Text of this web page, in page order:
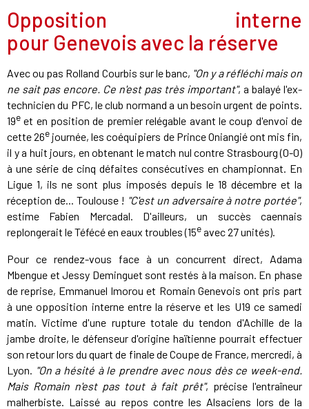
Opposition interne
pour Genevois avec la réserve
Avec ou pas Rolland Courbis sur le banc, "On y a réfléchi mais on
ne sait pas encore. Ce n'est pas très important", a balayé l'ex-
technicien du PFC, le club normand a un besoin urgent de points.
19e et en position de premier relégable avant le coup d'envoi de
cette 26e journée, les coéquipiers de Prince Oniangié ont mis fin,
il y a huit jours, en obtenant le match nul contre Strasbourg (0-0)
à une série de cinq défaites consécutives en championnat. En
Ligue 1, ils ne sont plus imposés depuis le 18 décembre et la
réception de... Toulouse ! "C'est un adversaire à notre portée",
estime Fabien Mercadal. D'ailleurs, un succès caennais
replongerait le Téfécé en eaux troubles (15eavec 27 unités).
Pour ce rendez-vous face à un concurrent direct, Adama
Mbengue et Jessy Deminguet sont restés à la maison. En phase
de reprise, Emmanuel Imorou et Romain Genevois ont pris part
à une opposition interne entre la réserve et les U19 ce samedi
matin. Victime d'une rupture totale du tendon d'Achille de la
jambe droite, le défenseur d'origine haïtienne pourrait effectuer
son retour lors du quart de finale de Coupe de France, mercredi, à
Lyon. "On a hésité à le prendre avec nous dès ce week-end.
Mais Romain n'est pas tout à fait prêt", précise l'entraîneur
malherbiste. Laissé au repos contre les Alsaciens lors de la